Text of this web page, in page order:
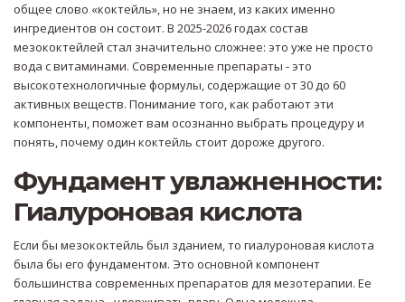
общее слово «коктейль», но не знаем, из каких именно
ингредиентов он состоит. В 2025-2026 годах состав
мезококтейлей стал значительно сложнее: это уже не просто
вода с витаминами. Современные препараты - это
высокотехнологичные формулы, содержащие от 30 до 60
активных веществ. Понимание того, как работают эти
компоненты, поможет вам осознанно выбрать процедуру и
понять, почему один коктейль стоит дороже другого.
Фундамент увлажненности:
Гиалуроновая кислота
Если бы мезококтейль был зданием, то гиалуроновая кислота
была бы его фундаментом. Это основной компонент
большинства современных препаратов для мезотерапии. Ее